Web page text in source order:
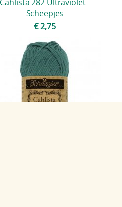
Cahlista 282 Ultraviolet -
Scheepjes
€ 2,75